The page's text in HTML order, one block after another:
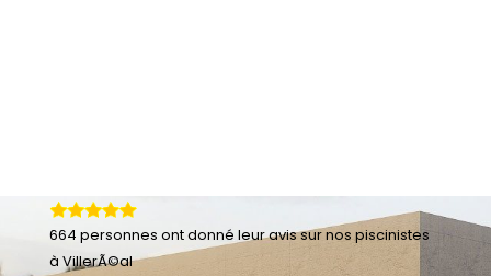
664 personnes ont donné leuravis sur nos piscinistes
à VillerÃ©al